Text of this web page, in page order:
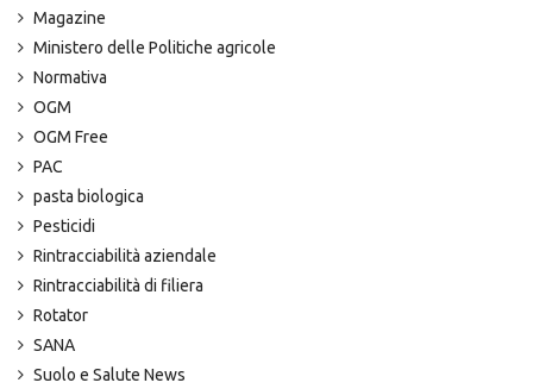
Magazine
Ministero delle Politiche agricole
Normativa
OGM
OGM Free
PAC
pasta biologica
Pesticidi
Rintracciabilità aziendale
Rintracciabilità di filiera
Rotator
SANA
Suolo e Salute News